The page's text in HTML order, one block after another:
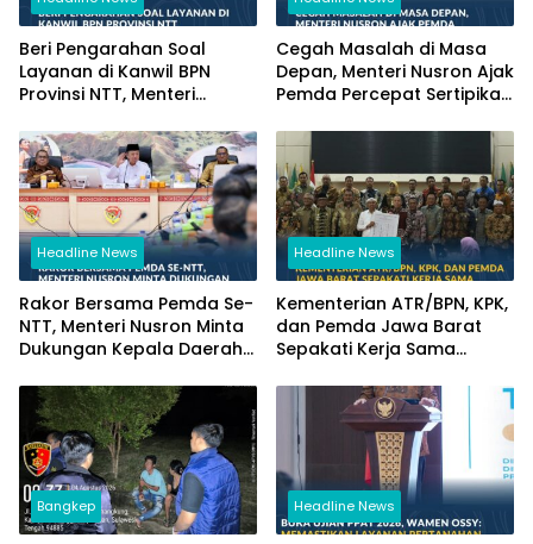
Beri Pengarahan Soal
Layanan di Kanwil BPN
Provinsi NTT, Menteri
Pandang Masyarakat
Cegah Masalah di Masa
Depan, Menteri Nusron Ajak
Pemda Percepat Sertipikasi
NTT
Headline News
Rakor Bersama Pemda Se-
NTT, Menteri Nusron Minta
Dukungan Kepala Daerah
Layanan Pertanahan
Headline News
Kementerian ATR/BPN, KPK,
dan Pemda Jawa Barat
Sepakati Kerja Sama
Korupsi serta Penguatan
Ekonomi Daerah
Bangkep Headline News